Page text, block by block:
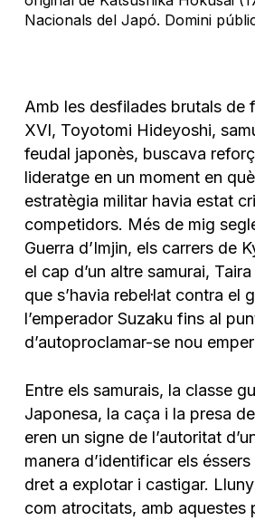
Nacionals del Japó. Domini
Amb les desfilades brutals de
XVI, Toyotomi Hideyoshi,
feudal japonès, buscava
lideratge en un moment en
estratègia militar havia estat
competidors. Més de mig
Guerra d’Imjin, els carrers de
el cap d’un altre samurai,
que s’havia rebel·lat contra el
l’emperador Suzaku fins al
d’autoproclamar-se nou
Entre els samurais, la classe
Japonesa, la caça i la presa
eren un signe de l’autoritat
manera d’identificar els
dret a explotar i castigar.
com atrocitats, amb aquestes